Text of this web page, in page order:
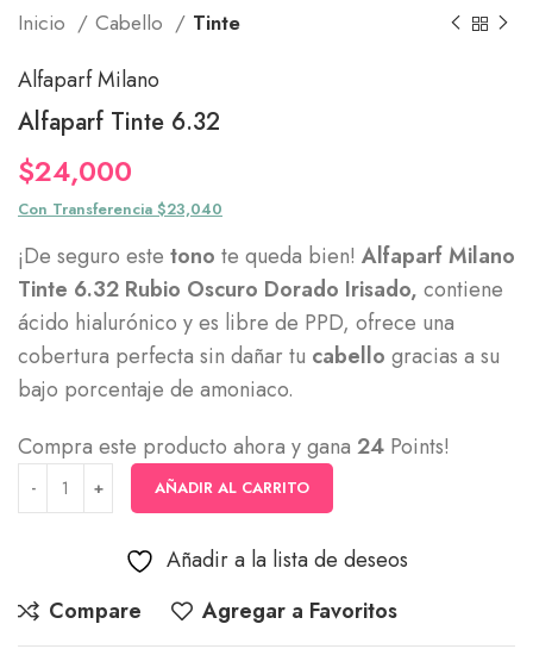
Inicio Cabello Tinte
Alfaparf Milano
Alfaparf Tinte 6.32
$24,000
Con Transferencia $23,040
¡De seguro este tono te queda bien! Alfaparf Milano
Tinte 6.32 Rubio Oscuro Dorado Irisado, contiene
ácido hialurónico y es libre de PPD, ofrece una
cobertura perfecta sin dañar tu cabello gracias a su
bajo porcentaje de amoniaco.
Compra este producto ahora y gana 24 Points!
AÑADIR AL CARRITO
Añadir a la lista de deseos
Compare
Agregar a Favoritos